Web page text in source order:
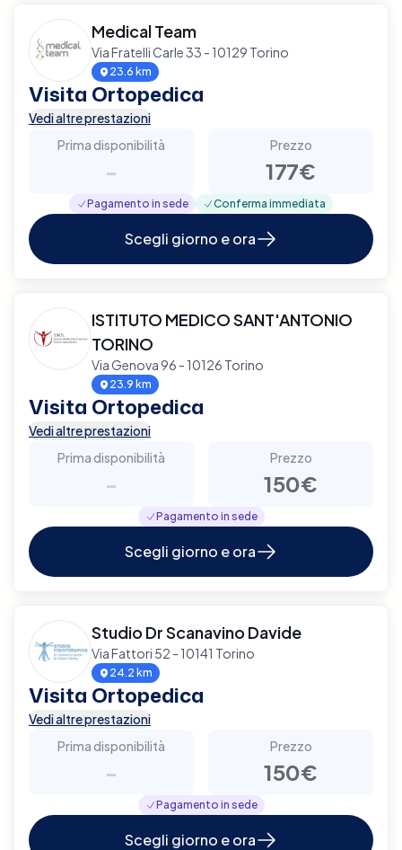
Medical Team
Via Fratelli Carle 33 - 10129 Torino
23.6 km
Visita Ortopedica
Vedi altre prestazioni
Prima disponibilità
-
Prezzo
177€
Pagamento in sede Conferma immediata
Scegli giorno e ora
ISTITUTO MEDICO SANT'ANTONIO
TORINO
Via Genova 96 - 10126 Torino
23.9 km
Visita Ortopedica
Vedi altre prestazioni
Prima disponibilità
-
Prezzo
150€
Pagamento in sede
Scegli giorno e ora
Studio Dr Scanavino Davide
Via Fattori 52 - 10141 Torino
24.2 km
Visita Ortopedica
Vedi altre prestazioni
Prima disponibilità
-
Prezzo
150€
Pagamento in sede
Scegli giorno e ora